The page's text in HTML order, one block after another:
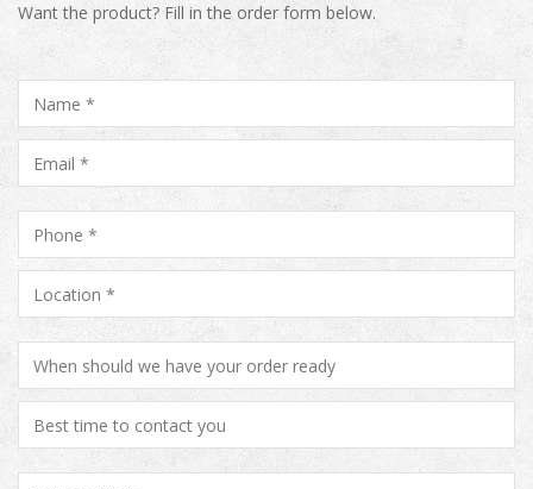
Want the product? Fill in the order form below.